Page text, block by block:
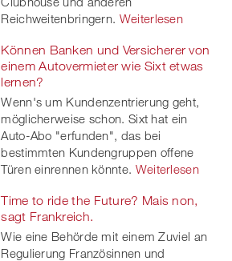
Reichweitenbringern. Weiterlesen
Können Banken und Versicherer von
einem Autovermieter wie Sixt etwas
lernen?
Wenn's um Kundenzentrierung geht,
möglicherweise schon. Sixt hat ein
Auto-Abo "erfunden", das bei
bestimmten Kundengruppen offene
Türen einrennen könnte. Weiterlesen
Time to ride the Future? Mais non,
sagt Frankreich.
Wie eine Behörde mit einem Zuviel an
Regulierung Französinnen und